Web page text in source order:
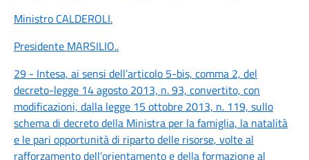
Ministro CALDEROLI.
Presidente MARSILIO..
29 - Intesa, ai sensi dell’articolo 5-bis, comma 2, del
decreto-legge 14 agosto 2013, n. 93, convertito, con
modificazioni, dalla legge 15 ottobre 2013, n. 119, sullo
schema di decreto della Ministra per la famiglia, la natalità
e le pari opportunità di riparto delle risorse, volte al
rafforzamento dell’orientamento e della formazione al